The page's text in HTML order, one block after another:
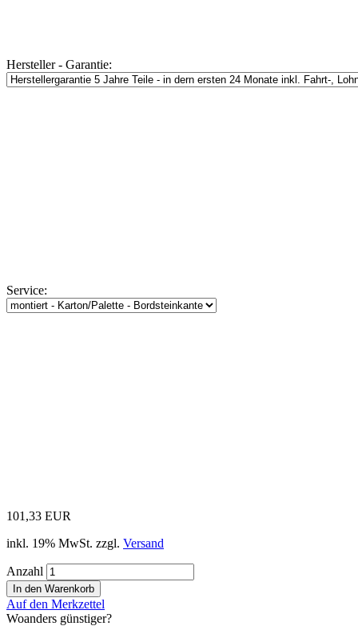
Hersteller - Garantie:
Service:
101,33 EUR
inkl. 19% MwSt. zzgl. Versand
Anzahl
Auf den Merkzettel
Woanders günstiger?